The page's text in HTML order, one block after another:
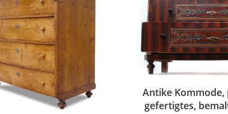
Antike
gefertigtes,